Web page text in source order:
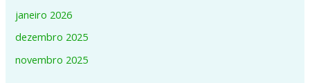
janeiro 2026
dezembro 2025
novembro 2025